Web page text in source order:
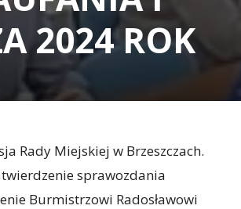
2024 ROK
Rady Miejskiej w Brzeszczach.
sprawozdania
Burmistrzowi Radosławowi